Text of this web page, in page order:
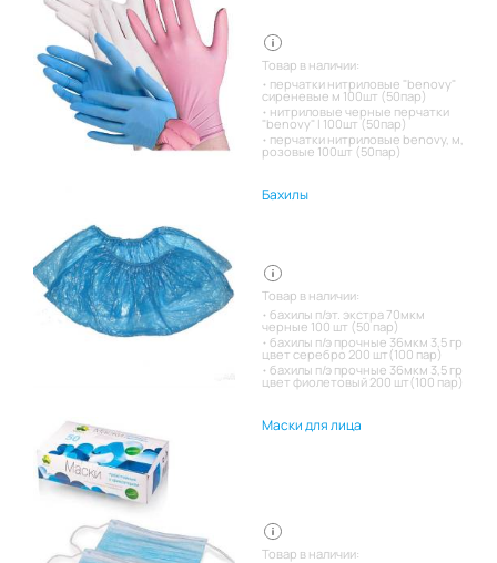
Товар в наличии:
перчатки нитриловые "benovy"
сиреневые м 100шт (50пар)
нитриловые черные перчатки
"benovy" l 100шт (50пар)
перчатки нитриловые benovy, м,
розовые 100шт (50пар)
Бахилы
Товар в наличии:
бахилы п/эт. экстра 70мкм
черные 100 шт (50 пар)
бахилы п/э прочные 36мкм 3,5 гр
цвет серебро 200 шт(100 пар)
бахилы п/э прочные 36мкм 3,5 гр
цвет фиолетовый 200 шт(100 пар)
Маски для лица
Товар в наличии: